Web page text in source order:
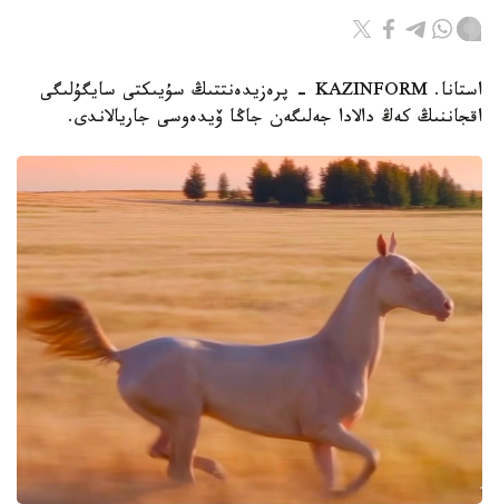
استانا. KAZINFORM - پرەزيدەنتتىڭ سۇيىكتى سايگۇلىگى
اقجاننىڭ كەڭ دالادا جەلىگەن جاڭا ۆيدەوسى جاريالاندى.